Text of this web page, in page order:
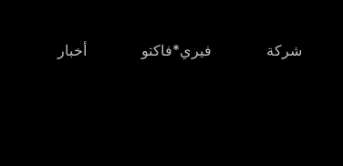
شركة فيري*فاكتو أخبار